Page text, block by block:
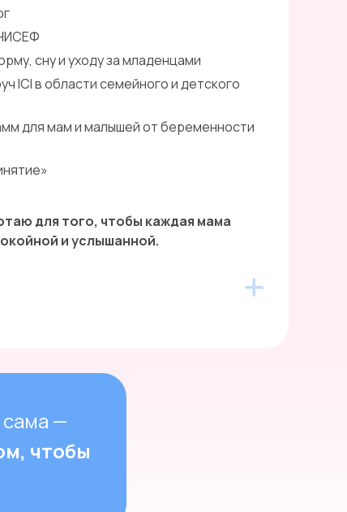
сну и уходу за младенцами
ICI в области семейного и детского
для мам и малышей от беременности
для того, чтобы каждая мама
и услышанной.
сама —
чтобы